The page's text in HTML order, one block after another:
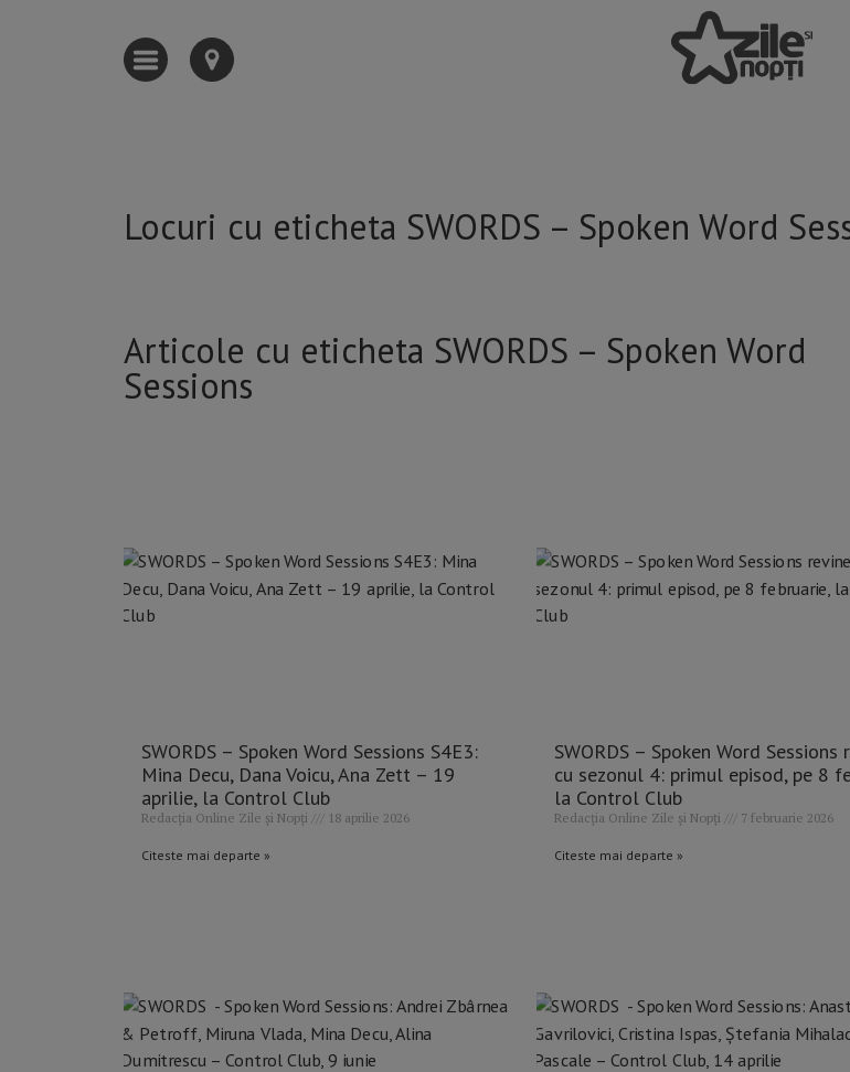
Locuri cu eticheta SWORDS – Spoken Word
Articole cu eticheta SWORDS – Spoken Word
Sessions
SWORDS – Spoken Word Sessions S4E3:
Mina Decu, Dana Voicu, Ana Zett – 19
aprilie, la Control Club
Redacția Online Zile și Nopți 18 aprilie 2026
Citeste mai departe »
SWORDS – Spoken Word Sessions
cu sezonul 4: primul episod, pe 8
la Control Club
Redacția Online Zile și Nopți 7 februarie 2026
Citeste mai departe »